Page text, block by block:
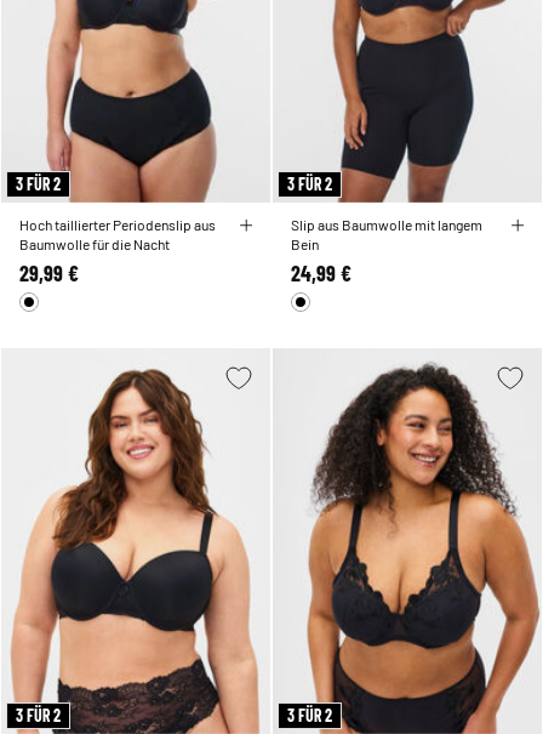
3 FÜR 2
Hoch taillierter Periodenslip aus
Baumwolle für die Nacht
29,99 €
3 FÜR 2
Slip aus Baumwolle mit langem
Bein
24,99 €
3 FÜR 2 3 FÜR 2